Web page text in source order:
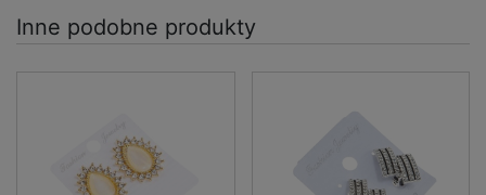
Inne podobne produkty